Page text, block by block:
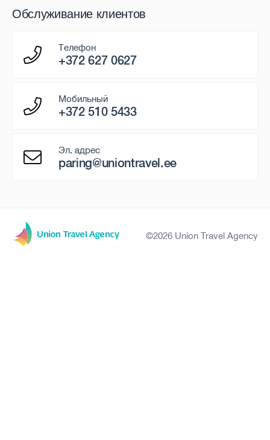
Обслуживание клиентов
Телефон
+372 627 0627
Мобильный
+372 510 5433
Эл. адрес
paring@uniontravel.ee
©2026 Union Travel Agency